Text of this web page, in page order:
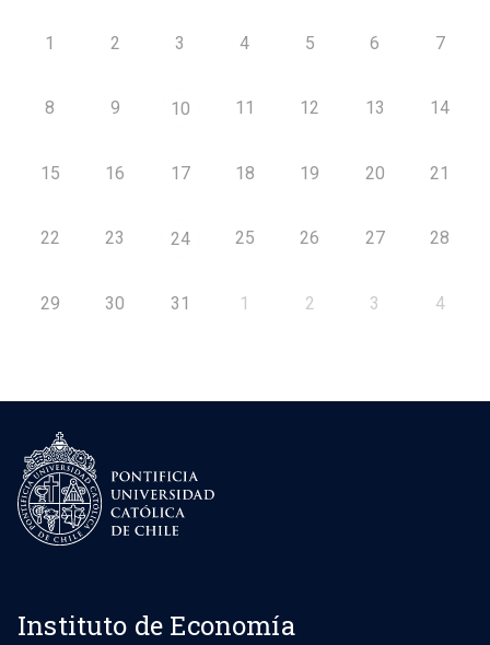
1 2 3 4 5 6 7
8 9 10 11 12 13 14
15 16 17 18 19 20 21
22 23 24 25 26 27 28
29 30 31 1 2 3 4
Instituto de Economía